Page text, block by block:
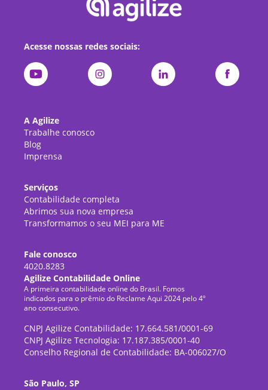
Acesse nossas redes sociais:
A Agilize
Trabalhe conosco
Blog
Imprensa
Serviços
Contabilidade completa
Abrimos sua nova empresa
Transformamos o seu MEI para ME
Fale conosco
4020.8283
Agilize Contabilidade Online
A primeira contabilidade online do Brasil. Fomos
indicados para o prêmio do Reclame Aqui 2024 pelo 4º
ano consecutivo.
CNPJ Agilize Contabilidade: 17.664.581/0001-69
CNPJ Agilize Tecnologia: 17.187.385/0001-40
Conselho Regional de Contabilidade: BA-006027/O
São Paulo, SP